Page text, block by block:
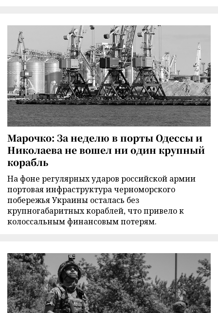
Марочко: За неделю в порты Одессы и
Николаева не вошел ни один крупный
корабль
На фоне регулярных ударов российской армии
портовая инфраструктура черноморского
побережья Украины осталась без
крупногабаритных кораблей, что привело к
колоссальным финансовым потерям.